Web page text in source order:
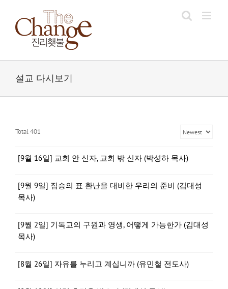
content
설교 다시보기
Total 401
[9월 16일] 교회 안 신자, 교회 밖 신자 (박성하 목사)
[9월 9일] 짐승의 표 환난을 대비한 우리의 준비 (김대성
목사)
[9월 2일] 기독교의 구원과 영생, 어떻게 가능한가 (김대성
목사)
[8월 26일] 자유를 누리고 계십니까 (유민철 전도사)